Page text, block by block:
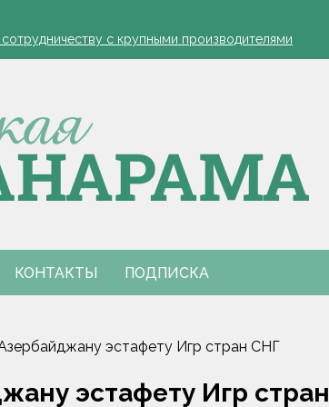
защита яблонь
с крупными производителями
я борюсь за деревню
обозначил слабые места в работе автолавок
на селе: "Просрочка и тухлятина!"
защита яблонь
с крупными производителями
я борюсь за деревню
обозначил слабые места в работе автолавок
на селе: "Просрочка и тухлятина!"
КОНТАКТЫ ПОДПИСКА
эстафету Игр стран СНГ
эстафету Игр стран